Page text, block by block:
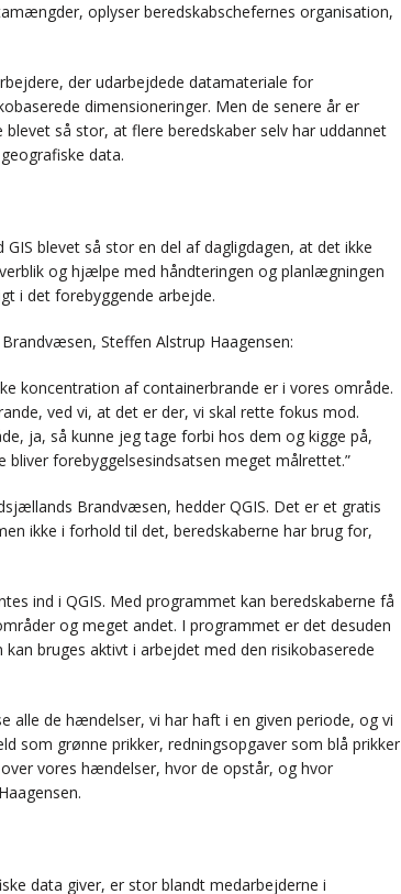
oplyser beredskabschefernes organisation,
der udarbejdede datamateriale for
dimensioneringer. Men de senere år er
så stor, at flere beredskaber selv har uddannet
data.
blevet så stor en del af dagligdagen, at det ikke
og hjælpe med håndteringen og planlægningen
i det forebyggende arbejde.
Steffen Alstrup Haagensen:
koncentration af containerbrande er i vores område.
ved vi, at det er der, vi skal rette fokus mod.
ja, så kunne jeg tage forbi hos dem og kigge på,
forebyggelsesindsatsen meget målrettet.”
Brandvæsen, hedder QGIS. Det er et gratis
ikke i forhold til det, beredskaberne har brug for,
ind i QGIS. Med programmet kan beredskaberne få
og meget andet. I programmet er det desuden
bruges aktivt i arbejdet med den risikobaserede
alle de hændelser, vi har haft i en given periode, og vi
som grønne prikker, redningsopgaver som blå prikker
vores hændelser, hvor de opstår, og hvor
data giver, er stor blandt medarbejderne i